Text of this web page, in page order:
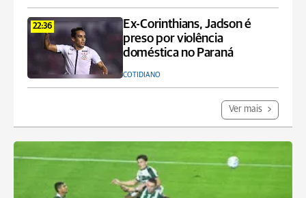
22:36
Ex-Corinthians, Jadson é
preso por violência
doméstica no Paraná
COTIDIANO
Ver mais